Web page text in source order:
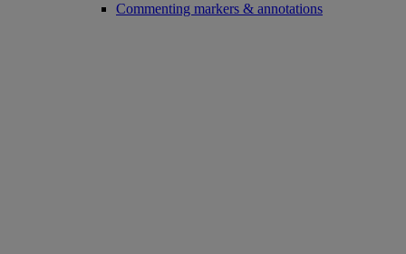
Commenting markers & annotations